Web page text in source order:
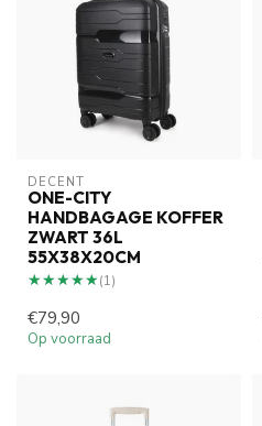
DECENT
ONE-CITY
HANDBAGAGE KOFFER
ZWART 36L
55X38X20CM
★★★★★
★★★★★(1)
€79,90
Op voorraad